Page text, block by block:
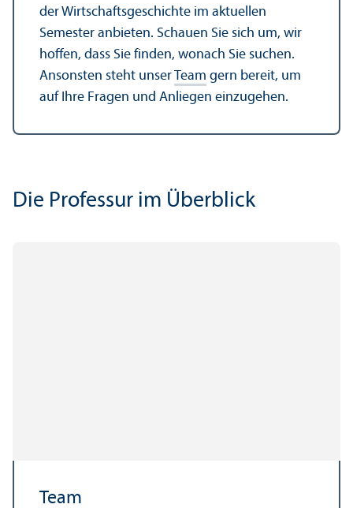
der Wirtschafts­geschichte im aktuellen
Semester anbieten. Schauen Sie sich um, wir
hoffen, dass Sie finden, wonach Sie suchen.
Ansonsten steht unserTeam gern bereit, um
auf Ihre Fragen und Anliegen einzugehen.
Die Professur im Über­blick
Team